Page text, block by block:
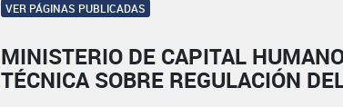
VER PÁGINAS PUBLICADAS
MINISTERIO DE CAPITAL
TÉCNICA SOBRE REGULACIÓN